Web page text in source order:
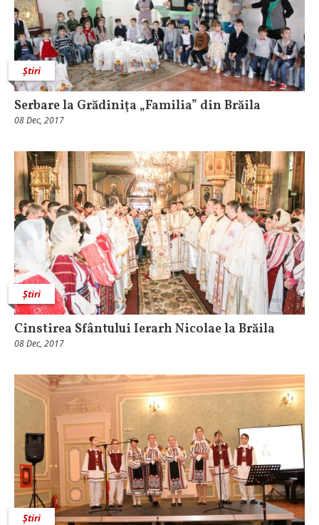
Știri
Serbare la Grădiniţa „Familia” din Brăila
08 Dec, 2017
Știri
Cinstirea Sfântului Ierarh Nicolae la Brăila
08 Dec, 2017
Știri